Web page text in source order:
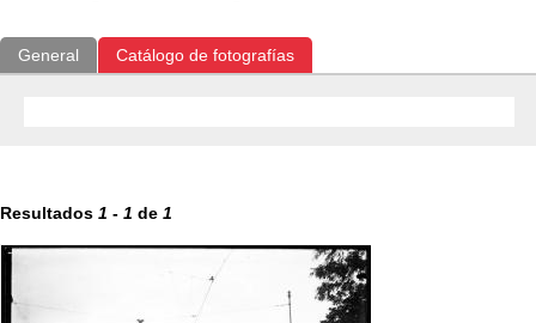
General Catálogo de fotografías
Resultados 1 - 1 de 1